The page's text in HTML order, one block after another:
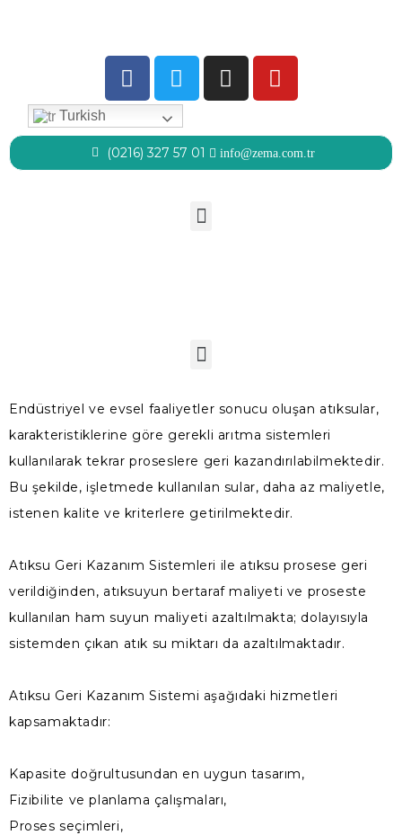
Turkish
(0216) 327 57 01 info@zema.com.tr
Endüstriyel ve evsel faaliyetler sonucu oluşan atıksular,
karakteristiklerine göre gerekli arıtma sistemleri
kullanılarak tekrar proseslere geri kazandırılabilmektedir.
Bu şekilde, işletmede kullanılan sular, daha az maliyetle,
istenen kalite ve kriterlere getirilmektedir.
Atıksu Geri Kazanım Sistemleri ile atıksu prosese geri
verildiğinden, atıksuyun bertaraf maliyeti ve proseste
kullanılan ham suyun maliyeti azaltılmakta; dolayısıyla
sistemden çıkan atık su miktarı da azaltılmaktadır.
Atıksu Geri Kazanım Sistemi aşağıdaki hizmetleri
kapsamaktadır:
Kapasite doğrultusundan en uygun tasarım,
Fizibilite ve planlama çalışmaları,
Proses seçimleri,
Detaylı Bilgi Tamam